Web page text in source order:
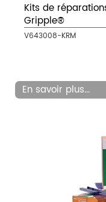
Kits de
Gripple®
V643008-KRM
En savoir plus...